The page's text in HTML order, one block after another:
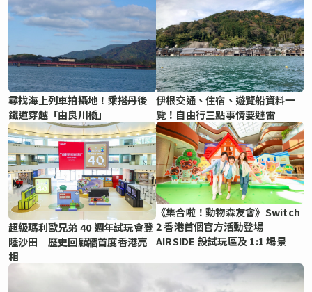
尋找海上列車拍攝地！乘搭丹後
鐵道穿越「由良川橋」
伊根交通、住宿、遊覽船資料一
覽！自由行三點事情要避雷
超級瑪利歐兄弟 40 週年試玩會登
陸沙田 歷史回顧牆首度香港亮
相
《集合啦！動物森友會》Switch
2 香港首個官方活動登場
AIRSIDE 設試玩區及 1:1 場景